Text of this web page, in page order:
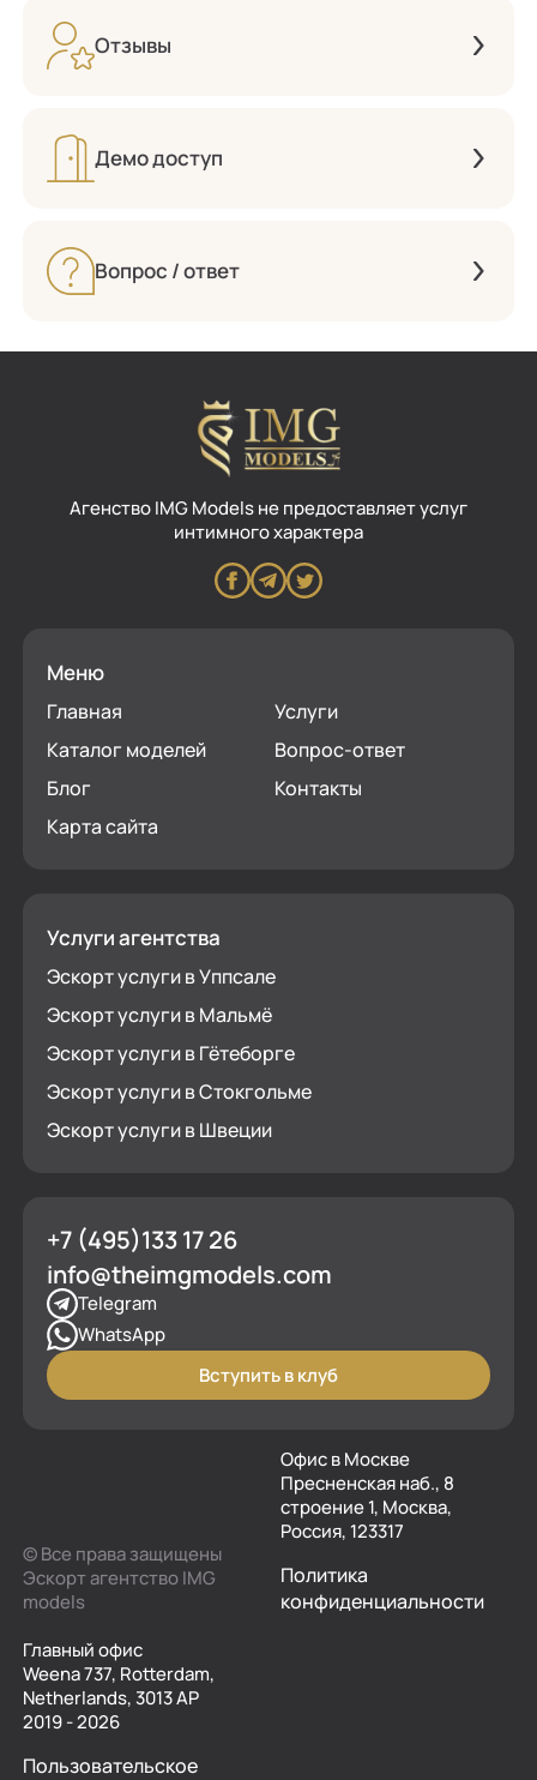
Отзывы
Демо доступ
Вопрос / ответ
Aгенство IMG Models не предоставляет услуг
интимного характера
Меню
Главная
Услуги
Каталог моделей
Вопрос-ответ
Блог
Контакты
Карта сайта
Услуги агентства
Эскорт услуги в Уппсале
Эскорт услуги в Мальмё
Эскорт услуги в Гётеборге
Эскорт услуги в Стокгольме
Эскорт услуги в Швеции
+7 (495)133 17 26
info@theimgmodels.com
Telegram
WhatsApp
Вступить в клуб
© Все права защищены
Эскорт агентство IMG
models
Офис в Москве
Пресненская наб., 8
строение 1, Москва,
Россия, 123317
Политика
конфиденциальности
Главный офис
Weena 737, Rotterdam,
Netherlands, 3013 AP
2019 - 2026
Пользовательское